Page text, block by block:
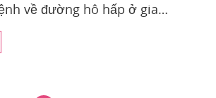
về đường hô hấp ở gia
biến hơn, tạo ra những